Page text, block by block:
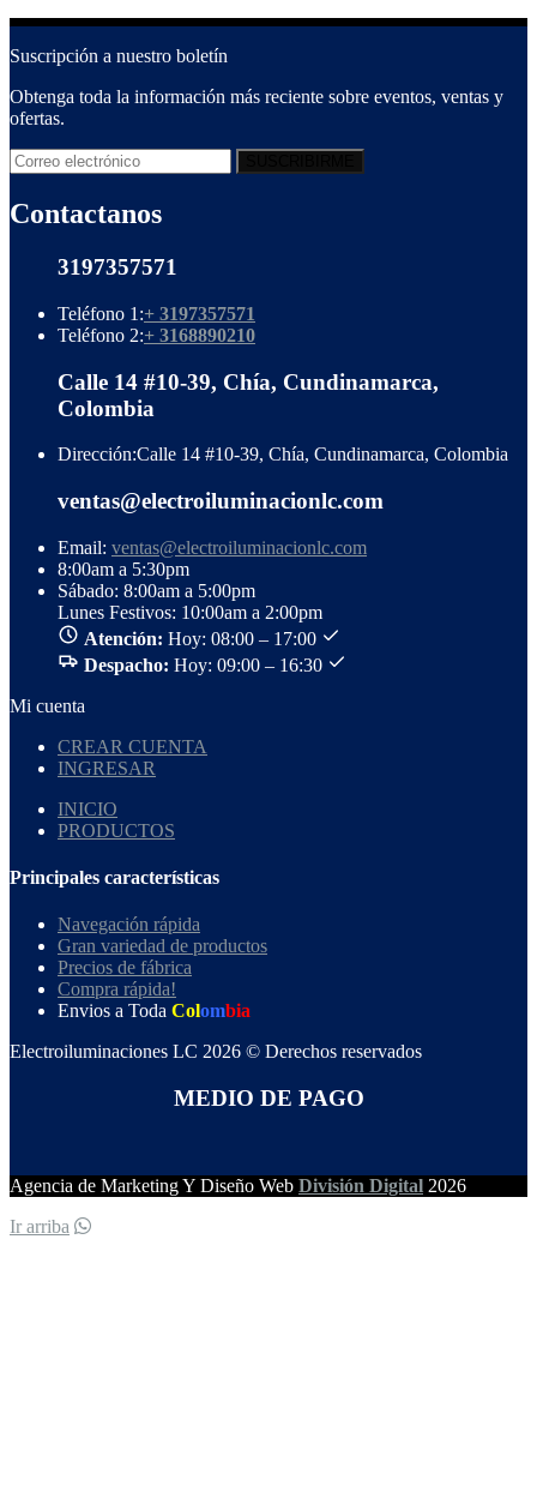
Suscripción a nuestro boletín
Obtenga toda la información más reciente sobre eventos, ventas y
ofertas.
Contactanos
3197357571
Teléfono 1:+ 3197357571
Teléfono 2:+ 3168890210
Calle 14 #10-39, Chía, Cundinamarca,
Colombia
Dirección:Calle 14 #10-39, Chía, Cundinamarca, Colombia
ventas@electroiluminacionlc.com
Email: ventas@electroiluminacionlc.com
8:00am a 5:30pm
Sábado: 8:00am a 5:00pm
Lunes Festivos: 10:00am a 2:00pm
Atención: Hoy: 08:00 – 17:00
Despacho: Hoy: 09:00 – 16:30
Mi cuenta
CREAR CUENTA
INGRESAR
INICIO
PRODUCTOS
Principales características
Navegación rápida
Gran variedad de productos
Precios de fábrica
Compra rápida!
Envios a Toda Colombia
Electroiluminaciones LC 2026 © Derechos reservados
MEDIO DE PAGO
Agencia de Marketing Y Diseño Web División Digital 2026
Ir arriba